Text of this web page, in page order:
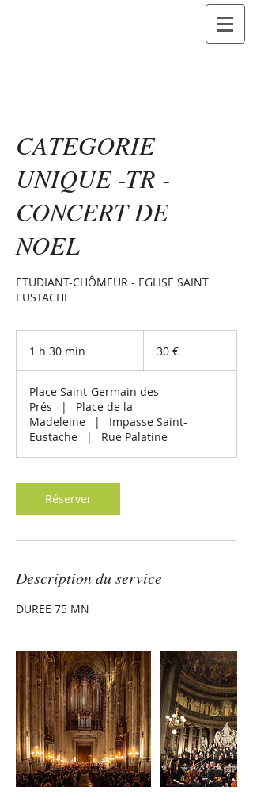
CATEGORIE
UNIQUE -TR -
CONCERT DE
NOEL
ETUDIANT-CHÔMEUR - EGLISE SAINT
EUSTACHE
1 h 30 min
m
i
30 €
Place Saint-Germain des
Prés
|
Place de la
Madeleine
|
Impasse Saint-
Eustache
| Rue Palatine
Réserver
Description du service
DUREE 75 MN